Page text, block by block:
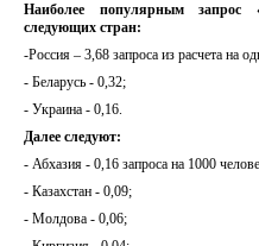
Наиболее популярным запрос
следующих стран:
-Россия – 3,68 запроса из расчета на
- Беларусь - 0,32;
- Украина - 0,16.
Далее следуют:
- Абхазия - 0,16 запроса на 1000
- Казахстан - 0,09;
- Молдова - 0,06;